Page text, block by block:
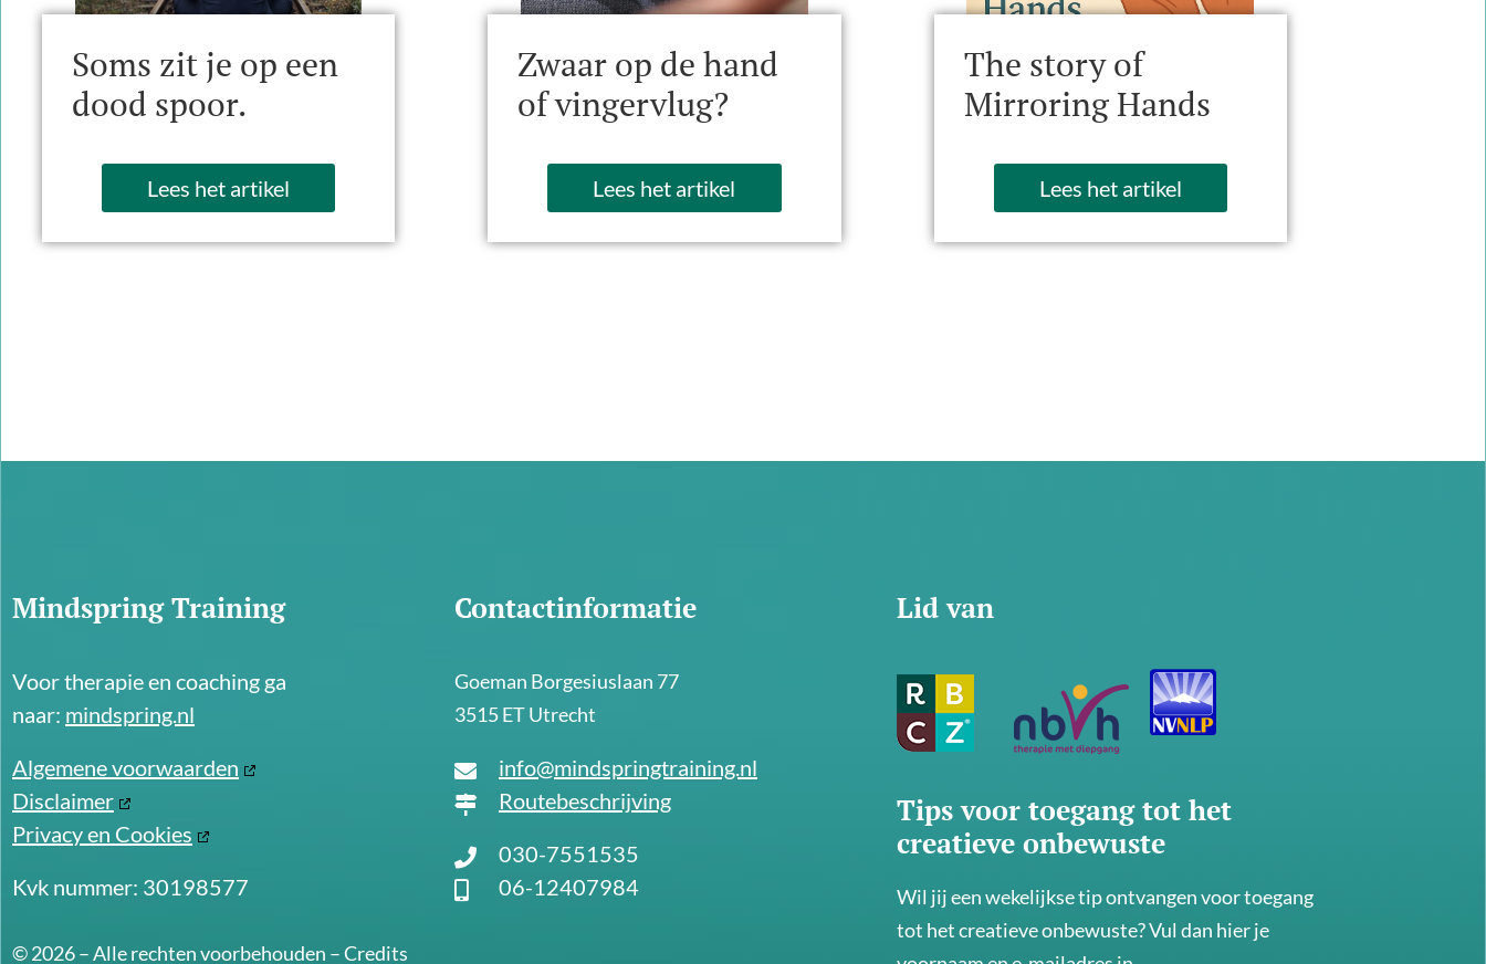
Soms zit je op een
dood spoor.
Lees het artikel
Zwaar op de hand
of vingervlug?
Lees het artikel
The story of
Mirroring Hands
Lees het artikel
Mindspring Training
Voor therapie en coaching ga
naar: mindspring.nl
Algemene voorwaarden
Disclaimer
Privacy en Cookies
Kvk nummer: 30198577
© 2026 – Alle rechten voorbehouden –Credits
Contactinformatie
Goeman Borgesiuslaan 77
3515 ET Utrecht
info@mindspringtraining.nl
Routebeschrijving
030-7551535
06-12407984
Lid van
Tips voor toegang tot het
creatieve onbewuste
Wil jij een wekelijkse tip ontvangen voor toegang
tot het creatieve onbewuste? Vul dan hier je